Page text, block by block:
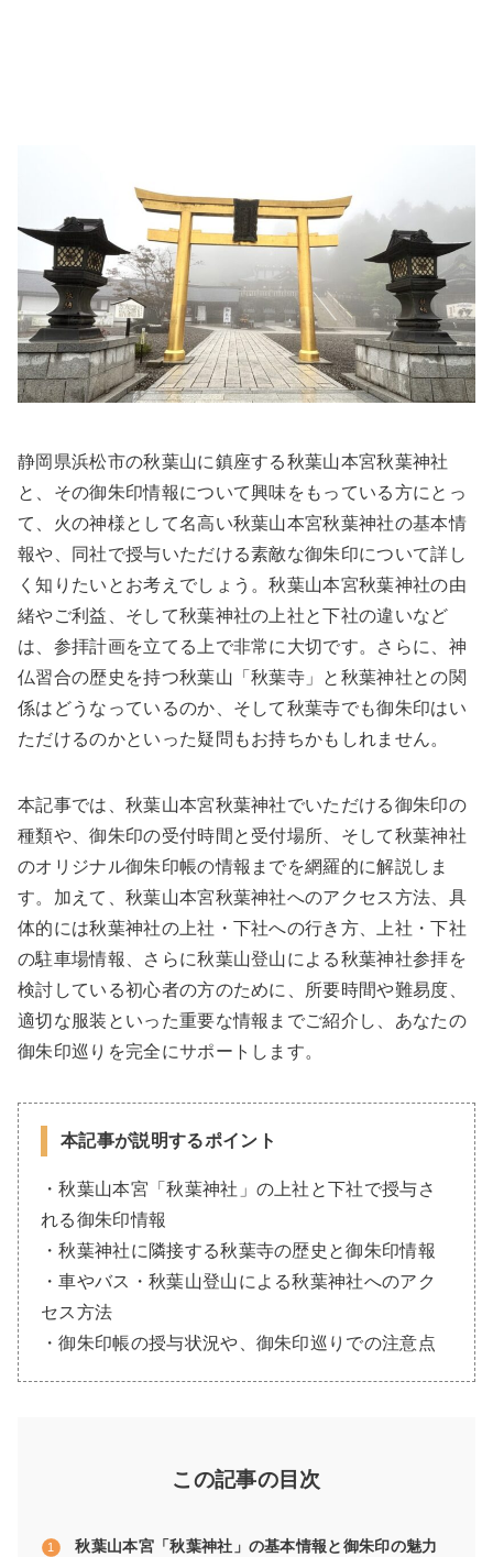
静岡県浜松市の秋葉山に鎮座する秋葉山本宮秋葉神社
と、その御朱印情報について興味をもっている方にとっ
て、火の神様として名高い秋葉山本宮秋葉神社の基本情
報や、同社で授与いただける素敵な御朱印について詳し
く知りたいとお考えでしょう。秋葉山本宮秋葉神社の由
緒やご利益、そして秋葉神社の上社と下社の違いなど
は、参拝計画を立てる上で非常に大切です。さらに、神
仏習合の歴史を持つ秋葉山「秋葉寺」と秋葉神社との関
係はどうなっているのか、そして秋葉寺でも御朱印はい
ただけるのかといった疑問もお持ちかもしれません。
本記事では、秋葉山本宮秋葉神社でいただける御朱印の
種類や、御朱印の受付時間と受付場所、そして秋葉神社
のオリジナル御朱印帳の情報までを網羅的に解説しま
す。加えて、秋葉山本宮秋葉神社へのアクセス方法、具
体的には秋葉神社の上社・下社への行き方、上社・下社
の駐車場情報、さらに秋葉山登山による秋葉神社参拝を
検討している初心者の方のために、所要時間や難易度、
適切な服装といった重要な情報までご紹介し、あなたの
御朱印巡りを完全にサポートします。
本記事が説明するポイント
・秋葉山本宮「秋葉神社」の上社と下社で授与さ
れる御朱印情報
・秋葉神社に隣接する秋葉寺の歴史と御朱印情報
・車やバス・秋葉山登山による秋葉神社へのアク
セス方法
・御朱印帳の授与状況や、御朱印巡りでの注意点
この記事の目次
秋葉山本宮「秋葉神社」の基本情報と御朱印の魅力